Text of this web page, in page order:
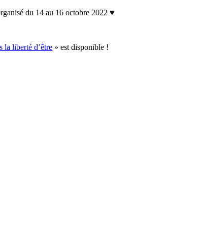
du 14 au 16 octobre 2022 ♥
la liberté d’être » est disponible !